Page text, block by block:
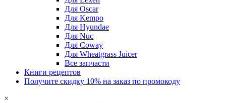
Для Oscar
Для Kempo
Для Hyundae
Для Nuc
Для Coway
Для Wheatgrass Juicer
Все запчасти
Книги рецептов
Получите скидку 10% на заказ по промокоду
×